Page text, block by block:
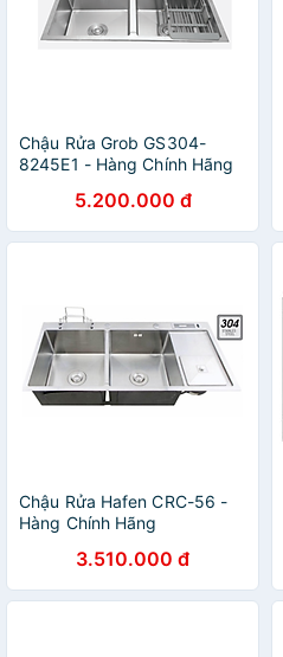
Chậu Rửa Grob GS304-
8245E1 - Hàng Chính Hãng
5.200.000 đ
Chậu Rửa Hafen CRC-56 -
Hàng Chính Hãng
3.510.000 đ